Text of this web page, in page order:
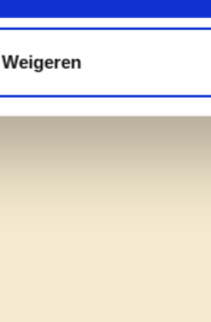
Weigeren